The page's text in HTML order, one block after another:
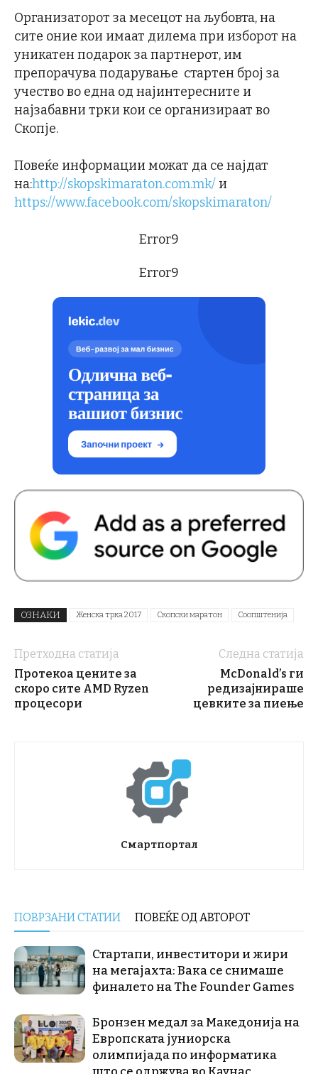
Организаторот за месецот на љубовта, на
сите оние кои имаат дилема при изборот на
уникатен подарок за партнерот, им
препорачува подарување стартен број за
учество во една од најинтересните и
најзабавни трки кои се организираат во
Скопје.
Повеќе информации можат да се најдат
на:http://skopskimaraton.com.mk/ и
https://www.facebook.com/skopskimaraton/
Error9
Error9
ОЗНАКИ Женска трка 2017 Скопски маратон Соопштенија
Претходна статија
Протекоа цените за
скоро сите AMD Ryzen
процесори
Следна статија
McDonald’s ги
редизајнираше
цевките за пиење
Смартпортал
ПОВРЗАНИ СТАТИИ ПОВЕЌЕ ОД АВТОРОТ
Стартапи, инвеститори и жири
на мегајахта: Вака се снимаше
финалето на The Founder Games
Бронзен медал за Македонија на
Европската јуниорска
олимпијада по информатика